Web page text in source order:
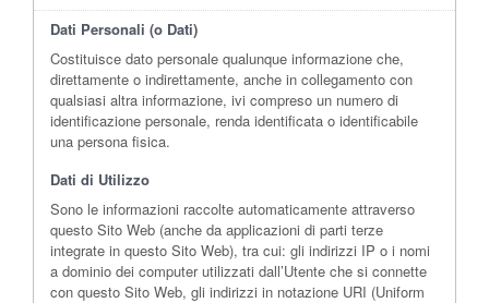
Dati Personali (o Dati)
Costituisce dato personale qualunque informazione che,
direttamente o indirettamente, anche in collegamento con
qualsiasi altra informazione, ivi compreso un numero di
identificazione personale, renda identificata o identificabile
una persona fisica.
Dati di Utilizzo
Sono le informazioni raccolte automaticamente attraverso
questo Sito Web (anche da applicazioni di parti terze
integrate in questo Sito Web), tra cui: gli indirizzi IP o i nomi
a dominio dei computer utilizzati dall’Utente che si connette
con questo Sito Web, gli indirizzi in notazione URI (Uniform